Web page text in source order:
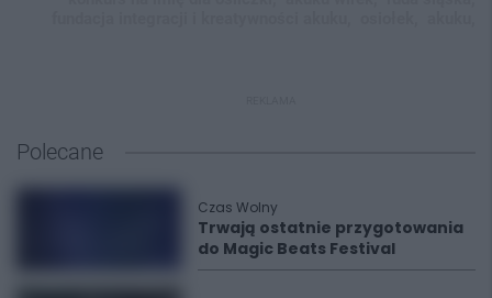
Polecane
Czas Wolny
Trwają ostatnie przygotowania
do Magic Beats Festival